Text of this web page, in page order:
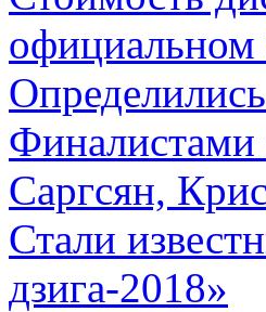
официальном
Финалистами
Саргсян,
Стали
дзига-2018»